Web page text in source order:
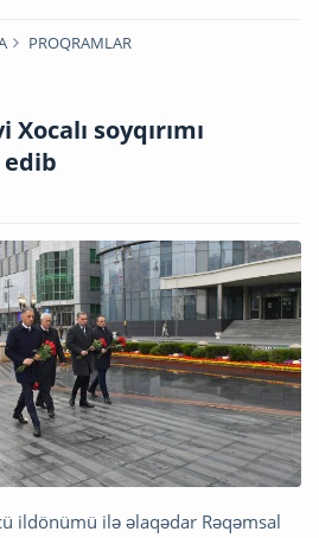
PROQRAMLAR
soyqırımı
ildönümü ilə əlaqədar Rəqəmsal